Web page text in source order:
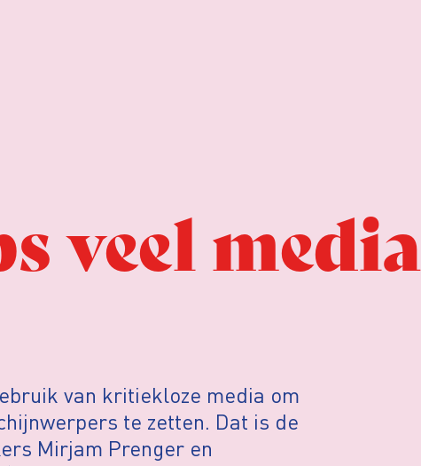
veel media
van kritiekloze media om
te zetten. Dat is de
Mirjam Prenger en